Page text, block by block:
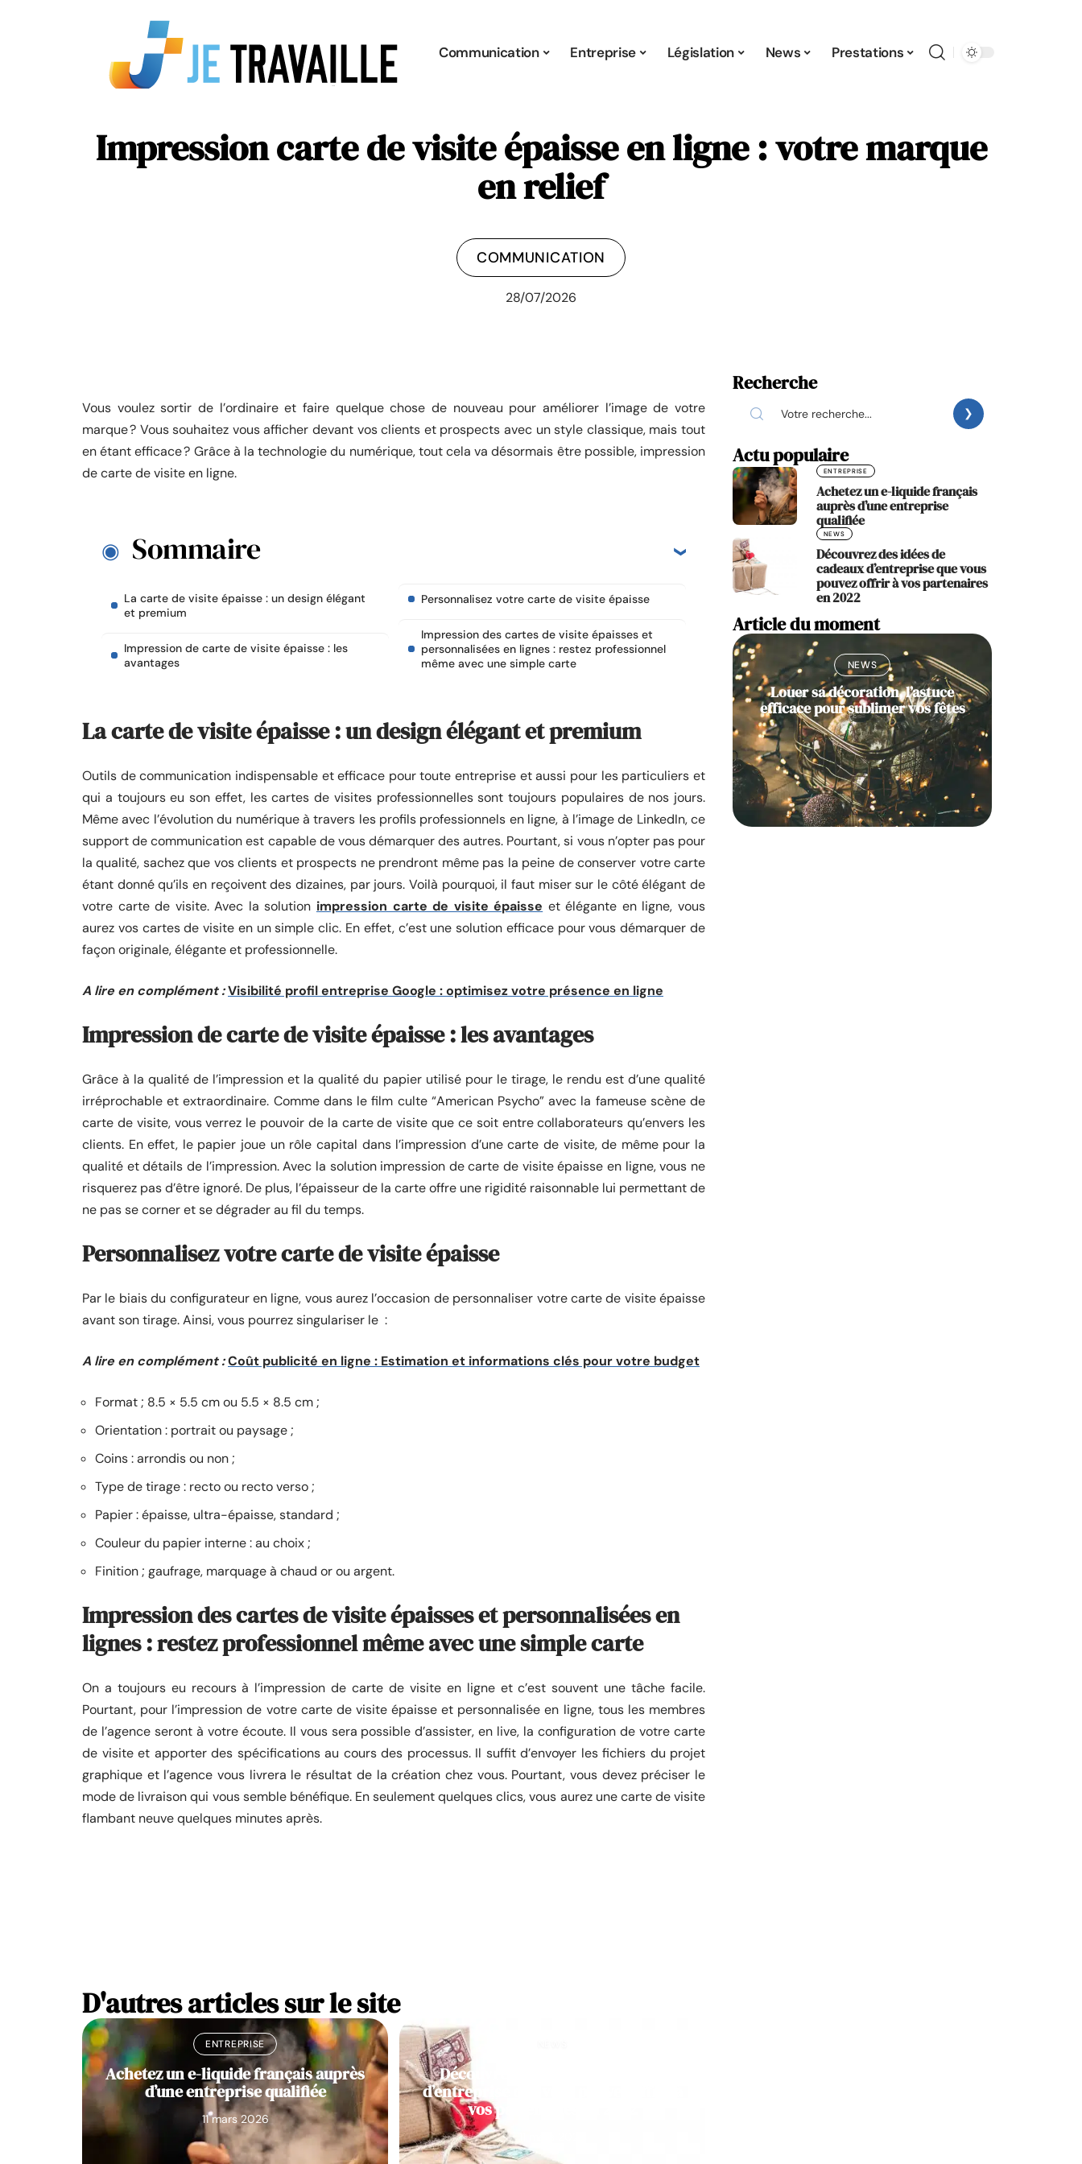
Communication Entreprise Législation News Prestations
Impression carte de visite épaisse en ligne : votre marque
en relief
COMMUNICATION
28/07/2026
Vous voulez sortir de l’ordinaire et faire quelque chose de nouveau pour améliorer l’image de votre
marque ? Vous souhaitez vous afficher devant vos clients et prospects avec un style classique, mais tout
en étant efficace ? Grâce à la technologie du numérique, tout cela va désormais être possible, impression
de carte de visite en ligne.
Sommaire
La carte de visite épaisse : un design élégant
et premium
Impression de carte de visite épaisse : les
avantages
Personnalisez votre carte de visite épaisse
Impression des cartes de visite épaisses et
personnalisées en lignes : restez professionnel
même avec une simple carte
La carte de visite épaisse : un design élégant et premium
Outils de communication indispensable et efficace pour toute entreprise et aussi pour les particuliers et
qui a toujours eu son effet, les cartes de visites professionnelles sont toujours populaires de nos jours.
Même avec l’évolution du numérique à travers les profils professionnels en ligne, à l’image de LinkedIn, ce
support de communication est capable de vous démarquer des autres. Pourtant, si vous n’opter pas pour
la qualité, sachez que vos clients et prospects ne prendront même pas la peine de conserver votre carte
étant donné qu’ils en reçoivent des dizaines, par jours. Voilà pourquoi, il faut miser sur le côté élégant de
votre carte de visite. Avec la solution impression carte de visite épaisse et élégante en ligne, vous
aurez vos cartes de visite en un simple clic. En effet, c’est une solution efficace pour vous démarquer de
façon originale, élégante et professionnelle.
A lire en complément :Visibilité profil entreprise Google : optimisez votre présence en ligne
Impression de carte de visite épaisse : les avantages
Grâce à la qualité de l’impression et la qualité du papier utilisé pour le tirage, le rendu est d’une qualité
irréprochable et extraordinaire. Comme dans le film culte “American Psycho” avec la fameuse scène de
carte de visite, vous verrez le pouvoir de la carte de visite que ce soit entre collaborateurs qu’envers les
clients. En effet, le papier joue un rôle capital dans l’impression d’une carte de visite, de même pour la
qualité et détails de l’impression. Avec la solution impression de carte de visite épaisse en ligne, vous ne
risquerez pas d’être ignoré. De plus, l’épaisseur de la carte offre une rigidité raisonnable lui permettant de
ne pas se corner et se dégrader au fil du temps.
Personnalisez votre carte de visite épaisse
Par le biais du configurateur en ligne, vous aurez l’occasion de personnaliser votre carte de visite épaisse
avant son tirage. Ainsi, vous pourrez singulariser le :
A lire en complément :Coût publicité en ligne : Estimation et informations clés pour votre budget
Format ; 8.5 × 5.5 cm ou 5.5 × 8.5 cm ;
Orientation : portrait ou paysage ;
Coins : arrondis ou non ;
Type de tirage : recto ou recto verso ;
Papier : épaisse, ultra-épaisse, standard ;
Couleur du papier interne : au choix ;
Finition ; gaufrage, marquage à chaud or ou argent.
Impression des cartes de visite épaisses et personnalisées en
lignes : restez professionnel même avec une simple carte
On a toujours eu recours à l’impression de carte de visite en ligne et c’est souvent une tâche facile.
Pourtant, pour l’impression de votre carte de visite épaisse et personnalisée en ligne, tous les membres
de l’agence seront à votre écoute. Il vous sera possible d’assister, en live, la configuration de votre carte
de visite et apporter des spécifications au cours des processus. Il suffit d’envoyer les fichiers du projet
graphique et l’agence vous livrera le résultat de la création chez vous. Pourtant, vous devez préciser le
mode de livraison qui vous semble bénéfique. En seulement quelques clics, vous aurez une carte de visite
flambant neuve quelques minutes après.
D'autres articles sur le site
ENTREPRISE
Achetez un e-liquide français auprès
d’une entreprise qualifiée
11 mars 2026
Découvrez des idées de cadeaux
d’entreprise que vous pouvez offrir à
vos partenaires en 2022
Recherche
Actu populaire
ENTREPRISE
Achetez un e-liquide français
auprès d’une entreprise
qualifiée
NEWS
Découvrez des idées de
cadeaux d’entreprise que vous
pouvez offrir à vos partenaires
en 2022
Article du moment
NEWS
Louer sa décoration, l’astuce
efficace pour sublimer vos fêtes